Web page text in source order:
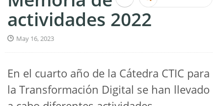
actividades 2022
May 16, 2023
En el cuarto año de la Cátedra CTIC para
la Transformación Digital se han llevado